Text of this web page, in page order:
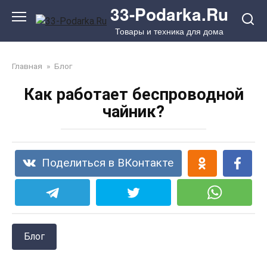
33-Podarka.Ru
Товары и техника для дома
Главная » Блог
Как работает беспроводной
чайник?
Поделиться в ВКонтакте
Блог